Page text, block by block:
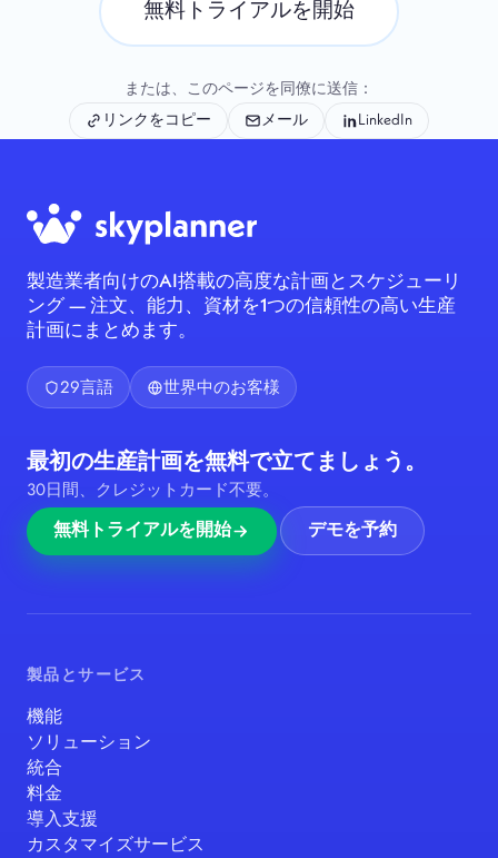
無料トライアルを開始
または、このページを同僚に送信：
リンクをコピー メール LinkedIn
製造業者向けのAI搭載の高度な計画とスケジューリ
ング — 注文、能力、資材を1つの信頼性の高い生産
計画にまとめます。
29言語 世界中のお客様
最初の生産計画を無料で立てましょう。
30日間、クレジットカード不要。
無料トライアルを開始 デモを予約
製品とサービス
機能
ソリューション
統合
料金
導入支援
カスタマイズサービス